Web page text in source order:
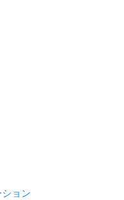
ョン